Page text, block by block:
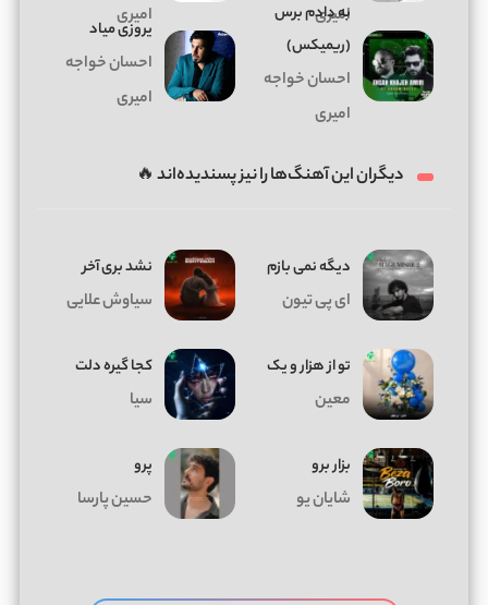
امیری
امیری
به دادم برس
(ریمیکس)
احسان خواجه
امیری
یروزی میاد
احسان خواجه
امیری
دیگران این آهنگ‌ها را نیز پسندیده‌اند 🔥
دیگه نمی بازم
ای پی تیون
نشد بری آخر
سیاوش علایی
تو از هزار و یک
معین
کجا گیره دلت
سیا
بزار برو
شایان یو
پرو
حسین پارسا